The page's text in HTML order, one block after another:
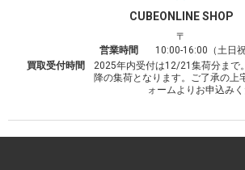
CUBEONLINE SHOP
〒
営業時間
10:00-16:00（土日祝
買取受付時間
2025年内受付は12/21集荷分まで
降の集荷となります。ご了承の上
ォームよりお申込みく